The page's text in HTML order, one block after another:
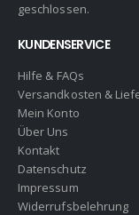
geschlossen.
KUNDENSERVICE
Hilfe & FAQs
Versandkosten &
Mein Konto
Über Uns
Kontakt
Datenschutz
Impressum
Widerrufsbelehrung